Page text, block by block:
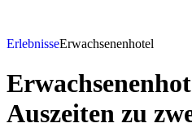
ErlebnisseErwachsenenhotel
Auszeiten zu